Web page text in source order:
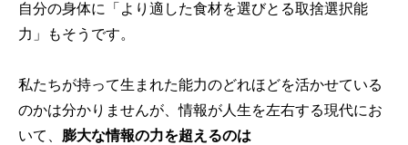
自分の身体に「より適した食材を選びとる取捨選択能
力」もそうです。
私たちが持って生まれた能力のどれほどを活かせている
のかは分かりませんが、情報が人生を左右する現代にお
いて、 膨大な情報の力を超えるのは